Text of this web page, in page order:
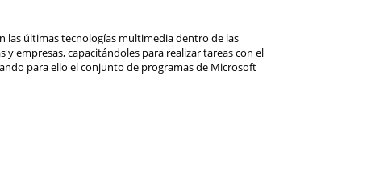
las últimas tecnologías multimedia dentro de las
empresas, capacitándoles para realizar tareas con el
para ello el conjunto de programas de Microsoft